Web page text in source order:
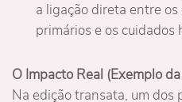
a ligação direta entre
primários e os cuidados
O Impacto Real (Exemplo da
Na edição transata, um dos